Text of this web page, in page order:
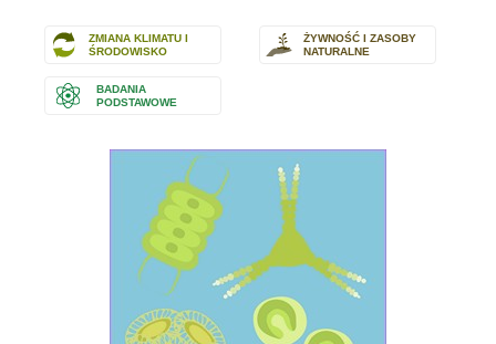
ZMIANA KLIMATU I
ŚRODOWISKO
ŻYWNOŚĆ I ZASOBY
NATURALNE
BADANIA
PODSTAWOWE